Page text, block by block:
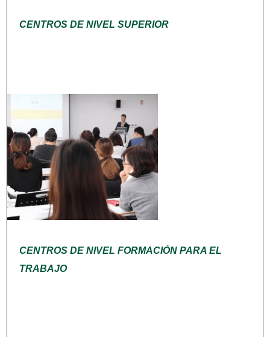
CENTROS DE NIVEL SUPERIOR
CENTROS DE NIVEL FORMACIÓN PARA EL
TRABAJO